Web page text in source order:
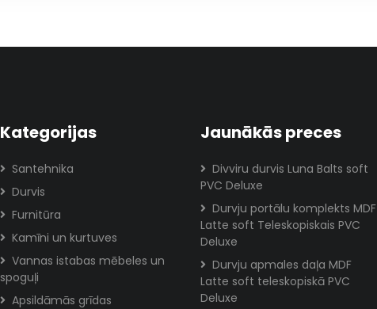
Kategorijas
Santehnika
Durvis
Furnitūra
Kamīni un kurtuves
Vannas istabas mēbeles un
spoguļi
Apsildāmās grīdas
Jaunākās preces
Divviru durvis Luna Balts soft
PVC Deluxe
Durvju portālu komplekts MDF
Latte soft Teleskopiskais PVC
Deluxe
Durvju apmales daļa MDF
Latte soft teleskopiskā PVC
Deluxe